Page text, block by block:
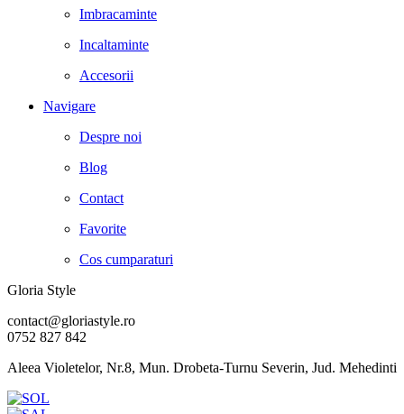
Imbracaminte
Incaltaminte
Accesorii
Navigare
Despre noi
Blog
Contact
Favorite
Cos cumparaturi
Gloria Style
contact@gloriastyle.ro
0752 827 842
Aleea Violetelor, Nr.8, Mun. Drobeta-Turnu Severin, Jud. Mehedinti